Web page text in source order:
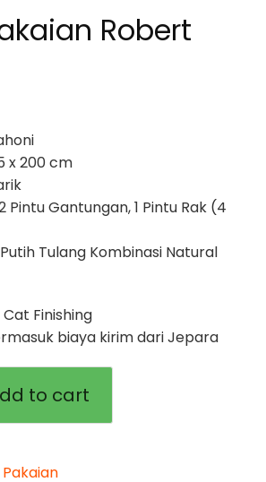
Robert
x 200 cm
Pintu Gantungan, 1 Pintu Rak (4
Tulang Kombinasi Natural
Finishing
biaya kirim dari Jepara
to cart